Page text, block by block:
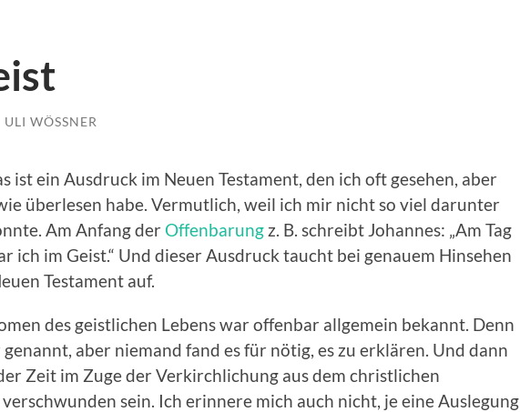
ULI WÖSSNER
ist ein Ausdruck im Neuen Testament, den ich oft gesehen, aber
überlesen habe. Vermutlich, weil ich mir nicht so viel darunter
Am Anfang der Offenbarung z. B. schreibt Johannes: „Am Tag
ich im Geist.“ Und dieser Ausdruck taucht bei genauem Hinsehen
Testament auf.
des geistlichen Lebens war offenbar allgemein bekannt. Denn
aber niemand fand es für nötig, es zu erklären. Und dann
Zeit im Zuge der Verkirchlichung aus dem christlichen
sein. Ich erinnere mich auch nicht, je eine Auslegung